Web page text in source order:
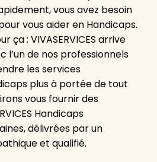
vous avez besoin
vous aider en Handicaps.
ça : VIVASERVICES arrive
l’un de nos professionnels
les services
plus à portée de tout
vous fournir des
Handicaps
délivrées par un
et qualifié.